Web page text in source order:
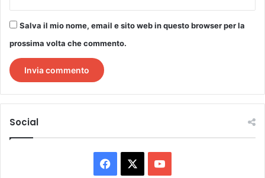
Salva il mio nome, email e sito web in questo browser per la
prossima volta che commento.
Social
Facebook You